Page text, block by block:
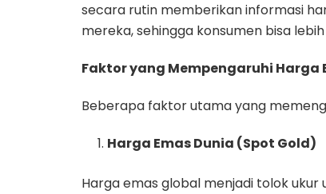
secara rutin memberikan informasi
mereka, sehingga konsumen bisa
Faktor yang Mempengaruhi Harga
Beberapa faktor utama yang
Harga Emas Dunia (Spot Gold)
Harga emas global menjadi tolok